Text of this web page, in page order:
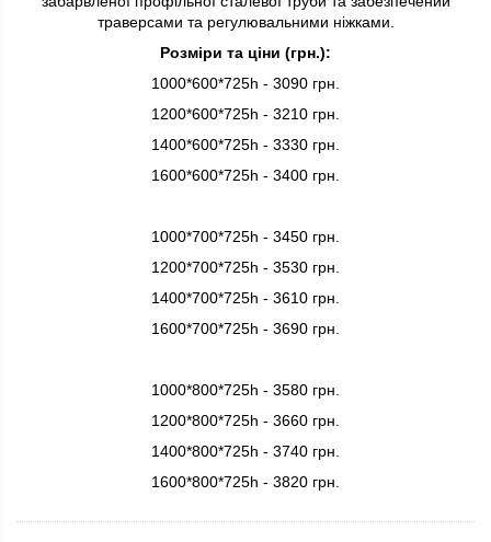
траверсами та регулювальними ніжками.
Розміри та ціни (грн.):
1000*600*725h - 3090 грн.
1200*600*725h - 3210 грн.
1400*600*725h - 3330 грн.
1600*600*725h - 3400 грн.
1000*700*725h - 3450 грн.
1200*700*725h - 3530 грн.
1400*700*725h - 3610 грн.
1600*700*725h - 3690 грн.
1000*800*725h - 3580 грн.
1200*800*725h - 3660 грн.
1400*800*725h - 3740 грн.
1600*800*725h - 3820 грн.